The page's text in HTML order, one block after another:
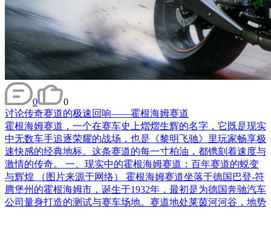
0
0
讨论传奇赛道的极速回响——霍根海姆赛道
霍根海姆赛道，一个在赛车史上熠熠生辉的名字，它既是现实
中无数车手追逐荣耀的战场，也是《黎明飞驰》里玩家畅享极
速快感的经典地标。这条赛道的每一寸柏油，都镌刻着速度与
激情的传奇。 一、现实中的霍根海姆赛道：百年赛道的蜕变
与辉煌 （图片来源于网络） 霍根海姆赛道坐落于德国巴登-符
腾堡州的霍根海姆市，诞生于1932年，最初是为德国奔驰汽车
公司量身打造的测试与赛车场地。赛道地处莱茵河河谷，地势